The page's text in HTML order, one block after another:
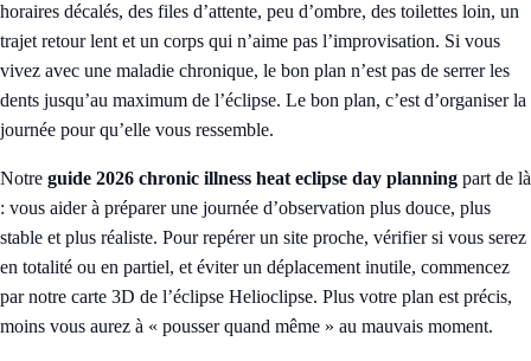
horaires décalés, des files d’attente, peu d’ombre, des toilettes loin, un
trajet retour lent et un corps qui n’aime pas l’improvisation. Si vous
vivez avec une maladie chronique, le bon plan n’est pas de serrer les
dents jusqu’au maximum de l’éclipse. Le bon plan, c’est d’organiser la
journée pour qu’elle vous ressemble.
Notre guide 2026 chronic illness heat eclipse day planning part de là
: vous aider à préparer une journée d’observation plus douce, plus
stable et plus réaliste. Pour repérer un site proche, vérifier si vous serez
en totalité ou en partiel, et éviter un déplacement inutile, commencez
par notre carte 3D de l’éclipse Helioclipse. Plus votre plan est précis,
moins vous aurez à « pousser quand même » au mauvais moment.